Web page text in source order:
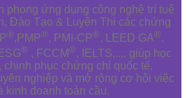
phong ứng dụng công nghệ trí tuệ
Đào Tạo & Luyện Thi các chứng
®,PMP®, PMI-CP®, LEED GA®,
® , FCCM®, IELTS,.... giúp học
phục chứng chỉ quốc tế,
nghiệp và mở rộng cơ hội việc
kinh doanh toàn cầu.